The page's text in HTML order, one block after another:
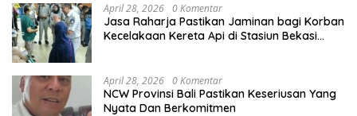
April 28, 2026 0 Komentar
Jasa Raharja Pastikan Jaminan bagi Korban
Kecelakaan Kereta Api di Stasiun Bekasi
April 28, 2026 0 Komentar
NCW Provinsi Bali Pastikan Keseriusan Yang
Nyata Dan Berkomitmen